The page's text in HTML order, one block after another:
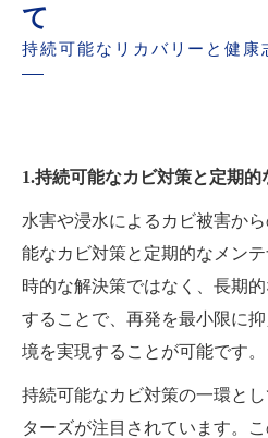
て
持続可能なリカバリーと健康
1.持続可能なカビ対策と定期的
水害や浸水によるカビ被害か
能なカビ対策と定期的なメン
時的な解決策ではなく、長期
することで、再発を最小限に
境を実現することが可能です。
持続可能なカビ対策の一環と
ターズが注目されています。